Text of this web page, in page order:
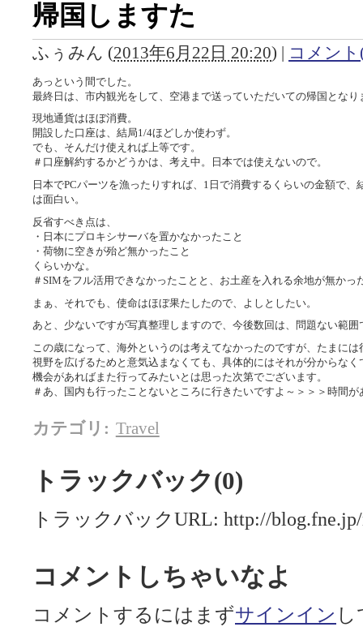
帰国しますた
ふぅみん (2013年6月22日 20:20) | コメント
あっという間でした。
最終日は、市内観光をして、空港まで送っていただいての帰国となり
現地通貨はほぼ消費。
開設した口座は、結局1/4ほどしか使わず。
でも、そんだけ使えれば上等です。
＃口座解約するかどうかは、考え中。日本では使えないので。
日本でPCパーツを漁ったりすれば、1日で消費するくらいの金額で
は面白い。
反省すべき点は、
・日本にプロキシサーバを置かなかったこと
・荷物に空きが殆ど無かったこと
くらいかな。
＃SIMをフル活用できなかったことと、お土産を入れる余地が無かっ
まぁ、それでも、使命はほぼ果たしたので、よしとしたい。
あと、少ないですが写真整理しますので、今後数回は、問題ない範囲
この歳になって、海外というのは考えてなかったのですが、たまに
視野を広げるためと意気込まなくても、具体的にはそれが分からな
機会があればまた行ってみたいとは思った次第でございます。
＃あ、国内も行ったことないところに行きたいですよ～＞＞＞時間が
カテゴリ : Travel
トラックバック(0)
トラックバックURL: http://
コメントしちゃいなよ
コメントするにはまずサインイン